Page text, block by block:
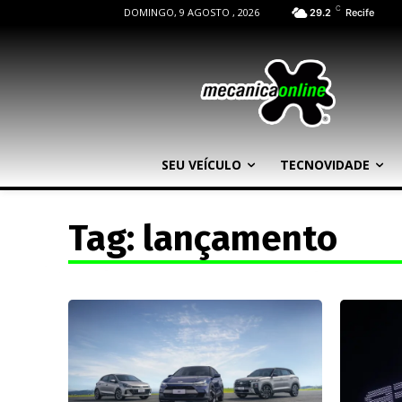
DOMINGO, 9 AGOSTO , 2026 29.2 C Recife
SEU VEÍCULO TECNOVIDADE
Tag: lançamento